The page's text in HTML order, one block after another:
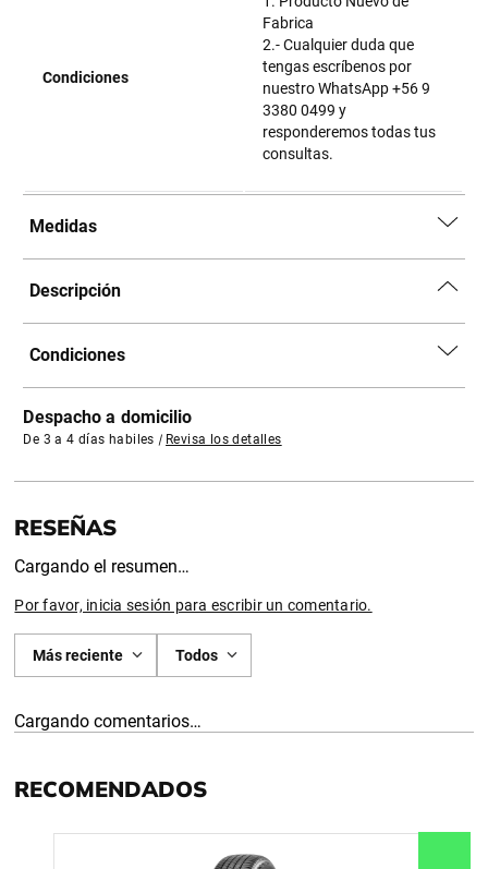
Condiciones
Fabrica
2.- Cualquier duda que
tengas escríbenos por
nuestro WhatsApp +56 9
3380 0499 y
responderemos todas tus
consultas.
Medidas
Descripción
Condiciones
Despacho a domicilio
De 3 a 4 días habiles | Revisa los detalles
Cargando el resumen…
Por favor, inicia sesión para escribir un comentario.
Más reciente Todos
Cargando comentarios…
RECOMENDADOS